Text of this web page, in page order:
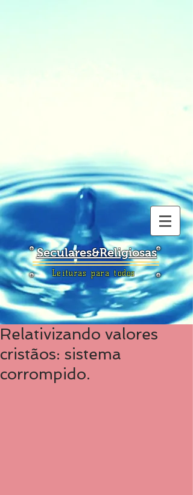
Seculares&Religiosas
Leituras para todos
Relativizando valores
cristãos: sistema
corrompido.